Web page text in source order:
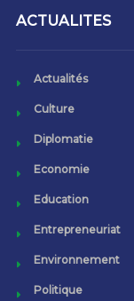
ACTUALITES
Actualités
Culture
Diplomatie
Economie
Education
Entrepreneuriat
Environnement
Politique